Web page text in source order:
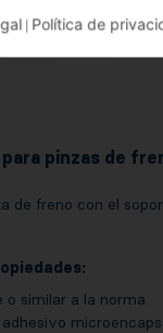
pinzas de
de freno con el
o similar a la norma
Política de